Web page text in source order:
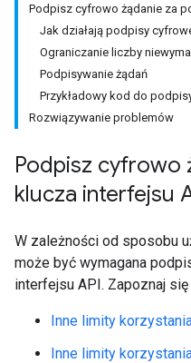
Podpisz cyfrowo żądanie za
Jak działają podpisy
Ograniczanie liczby
Podpisywanie żądań
Przykładowy kod do
Rozwiązywanie problemów
Podpisz cyfrowo
klucza interfejsu
W zależności od sposobu
może być wymagana
interfejsu API. Zapoznaj się
Inne limity
Inne limity